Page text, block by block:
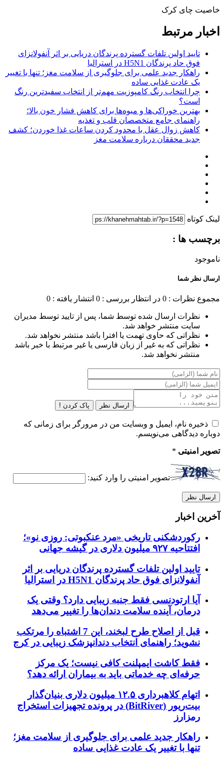
خاصیت چای کرک
اخبار مرتبط
تایید اولین تلفات گسترده پرندگان دریایی بر اثر آنفولانزای
فوق حاد پرندگان H5N1 در استرالیا
راهکار جدید علمی برای جلوگیری از سلامت مغز؛ تنها با تغییر
یک عادت غذایی ساده
چرا انتخاب رنگ کامپوزیت مهم‌تر از انتخاب سفیدترین رنگ
است؟
بهترین خوراکی‌ها و میوه‌ها برای کاهش فشار خون بالا؛
راهنمای جامع متخصصان قلب و تغذیه
کاهش زوال عقل با محدود کردن ساعات غذا خوردن؛ کشف
جدید محققان درباره سلامت مغز
لینک کوتاه
برچسب ها :
ناموجود
ارسال نظر شما
مجموع نظرات : 0 در انتظار بررسی : 0 انتشار یافته : 0
نظرات ارسال شده توسط شما، پس از تایید توسط مدیران
سایت منتشر خواهد شد.
نظراتی که حاوی تهمت یا افترا باشد منتشر نخواهد شد.
نظراتی که به غیر از زبان فارسی یا غیر مرتبط با خبر باشد
منتشر نخواهد شد.
ارسال نظر پاک کردن !
ذخیره نام، ایمیل و وبسایت من در مرورگر برای زمانی که
دوباره دیدگاهی می‌نویسم.
تصویر امنیتی *
تصویر امنیتی را وارد کنید:
آخرین اخبار
رکوردشکنی تاریخی «مرد عنکبوتی: روزی نو»؛
افتتاحیه ۹۲۷ میلیون دلاری در گیشه جهانی
تایید اولین تلفات گسترده پرندگان دریایی بر اثر
آنفولانزای فوق حاد پرندگان H5N1 در استرالیا
آیا ارتودنسی فقط جنبه زیبایی دارد؟ وقتی یک
درمان، آینده سلامت دندان‌ها را تغییر می‌دهد
قبل از اصلاح طرح لبخند، این 7 اشتباه را مرتکب
نشوید؛ راهنمای انتخاب دندانپزشک زیبایی در کرج
فقط کاشت ایمپلنت کافی نیست؛ یک مرکز
حرفه‌ای چه خدماتی باید به بیماران ارائه دهد؟
اتهام کلاهبرداری ۱۲.۵ میلیون دلاری بنیان‌گذار
بیت‌ریور (BitRiver) در پرونده تجهیزات استخراج
رمزارز
راهکار جدید علمی برای جلوگیری از سلامت مغز؛
تنها با تغییر یک عادت غذایی ساده